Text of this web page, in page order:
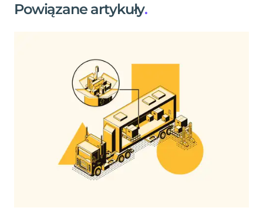
Powiązane artykuły.